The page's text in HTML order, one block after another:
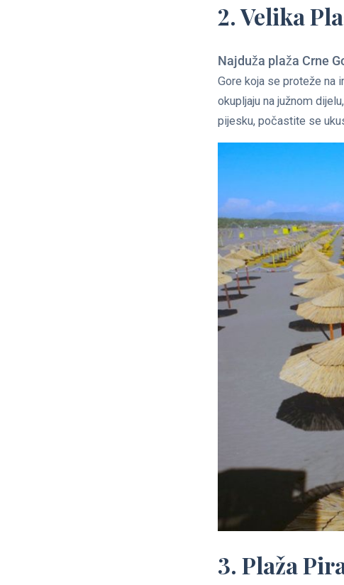
2. Velika
Najduža plaža Crne
Gore koja se proteže na
okupljaju na južnom
pijesku, počastite se
3. Plaža